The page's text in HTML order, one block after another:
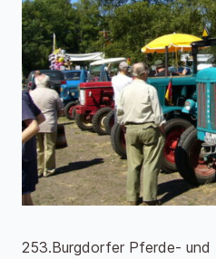
253.Burgdorfer Pferde- und